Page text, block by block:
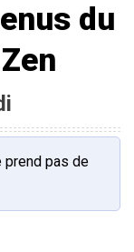
du
prend pas de